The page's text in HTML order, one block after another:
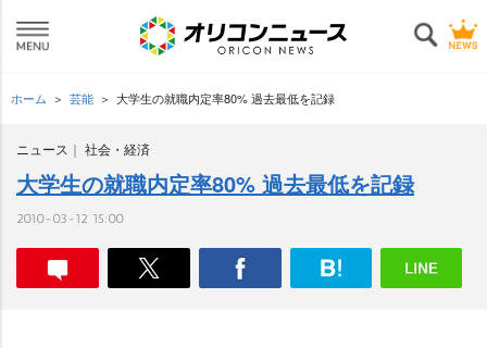
ホーム 芸能 大学生の就職内定率80% 過去最低を記録
ニュース 社会・経済
大学生の就職内定率80% 過去最低を記録
2010-03-12 15:00